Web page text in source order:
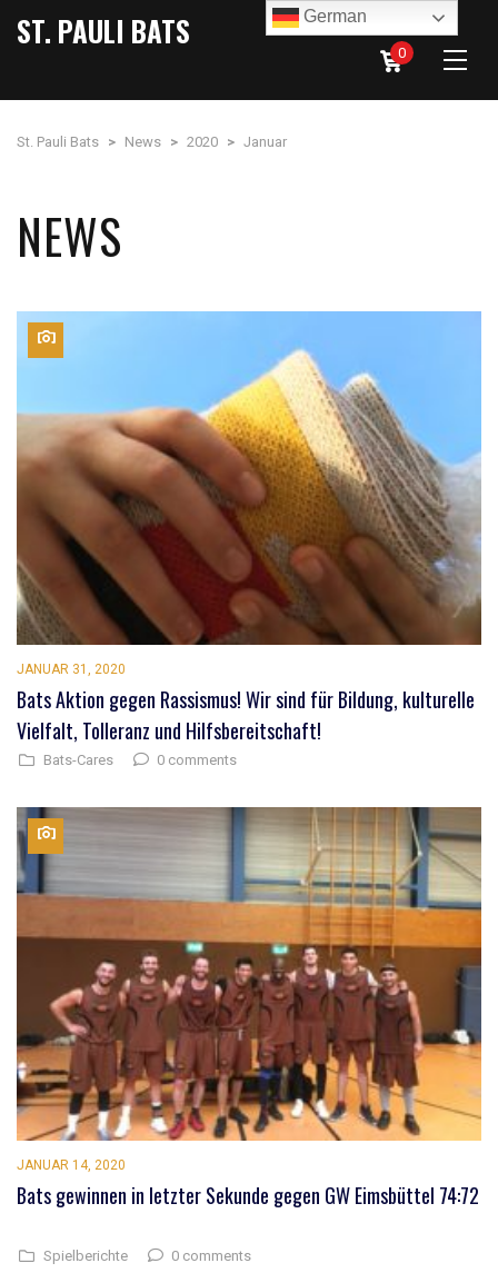
ST. PAULI BATS
0
St. Pauli Bats > News > 2020 > Januar
NEWS
JANUAR 31, 2020
Bats Aktion gegen Rassismus! Wir sind für Bildung, kulturelle
Vielfalt, Tolleranz und Hilfsbereitschaft!
Bats-Cares 0 comments
JANUAR 14, 2020
Bats gewinnen in letzter Sekunde gegen GW Eimsbüttel 74:72
Spielberichte 0 comments
German